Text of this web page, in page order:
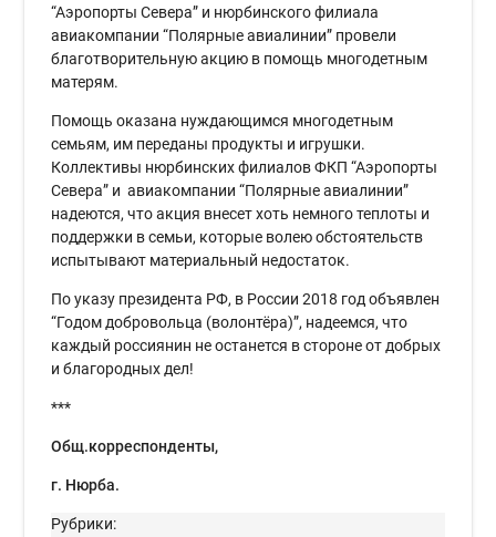
“Аэропорты Севера” и нюрбинского филиала
авиакомпании “Полярные авиалинии” провели
благотворительную акцию в помощь многодетным
матерям.
Помощь оказана нуждающимся многодетным
семьям, им переданы продукты и игрушки.
Коллективы нюрбинских филиалов ФКП “Аэропорты
Севера” и авиакомпании “Полярные авиалинии”
надеются, что акция внесет хоть немного теплоты и
поддержки в семьи, которые волею обстоятельств
испытывают материальный недостаток.
По указу президента РФ, в России 2018 год объявлен
“Годом добровольца (волонтёра)”, надеемся, что
каждый россиянин не останется в стороне от добрых
и благородных дел!
***
Общ.корреспонденты,
г. Нюрба.
Рубрики: